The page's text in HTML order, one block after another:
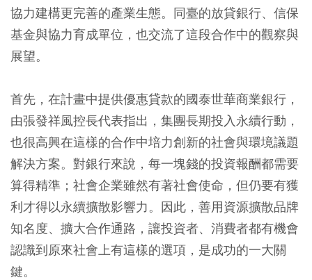
協力建構更完善的產業生態。同臺的放貸銀行、信保
基金與協力育成單位，也交流了這段合作中的觀察與
展望。
首先，在計畫中提供優惠貸款的國泰世華商業銀行，
由張發祥風控長代表指出，集團長期投入永續行動，
也很高興在這樣的合作中培力創新的社會與環境議題
解決方案。對銀行來說，每一塊錢的投資報酬都需要
算得精準；社會企業雖然有著社會使命，但仍要有獲
利才得以永續擴散影響力。因此，善用資源擴散品牌
知名度、擴大合作通路，讓投資者、消費者都有機會
認識到原來社會上有這樣的選項，是成功的一大關
鍵。